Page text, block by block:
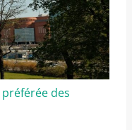
préférée des